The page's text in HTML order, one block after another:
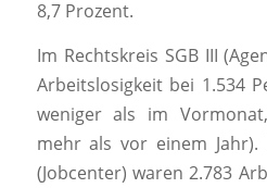
8,7 Prozent.
Im Rechtskreis SGB III
Arbeitslosigkeit bei 1.534
weniger als im
mehr als vor einem Jahr).
(Jobcenter) waren 2.783